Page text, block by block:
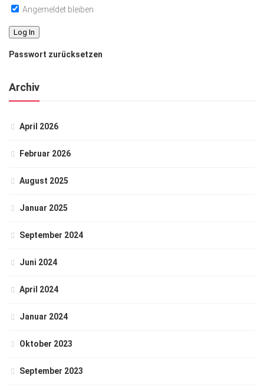
Angemeldet bleiben
Passwort zurücksetzen
Archiv
April 2026
Februar 2026
August 2025
Januar 2025
September 2024
Juni 2024
April 2024
Januar 2024
Oktober 2023
September 2023